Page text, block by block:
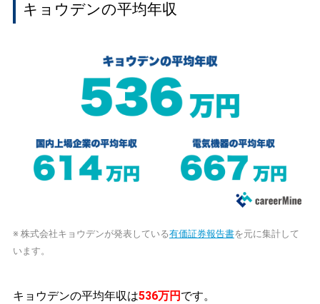
キョウデンの平均年収
※ 株式会社キョウデンが発表している有価証券報告書を元に集計して
います。
キョウデンの平均年収は536万円 です。